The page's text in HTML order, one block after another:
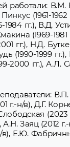
В.М.
(1961-
гг.), В.Д.
(1969-
гг.), Н.Д.
(1990-1999
2000 гг.),
г.-н/в), Д.Г.
(2023
А.Н. Заяц
в), Е.Ю.